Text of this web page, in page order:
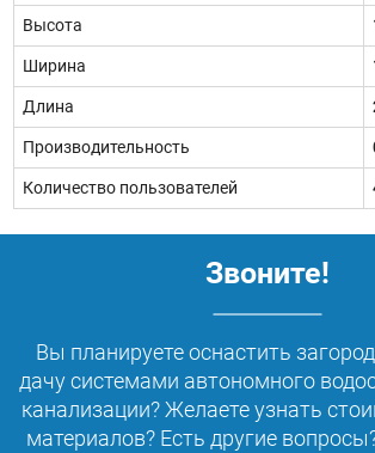
Высота
Ширина
Длина
Производительность
Количество пользователей
Звоните!
Вы планируете оснастить
дачу системами автономного
канализации? Желаете узнать
материалов? Есть другие